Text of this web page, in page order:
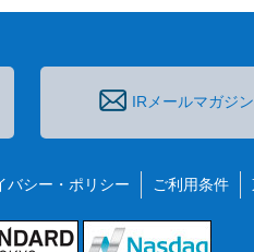
IRメールマガジン
バシー・ポリシー ご利用条件